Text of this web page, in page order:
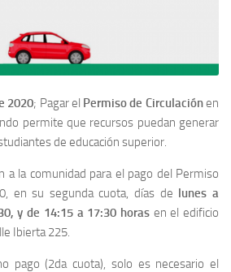
2020; Pagar el Permiso de Circulaciónen
permite que recursos puedan generar
de educación superior.
a la comunidad para el pago del Permiso
en su segunda cuota, días de lunes a
y de 14:15 a 17:30 horasen el edificio
Ibierta 225.
pago (2da cuota), solo es necesario el